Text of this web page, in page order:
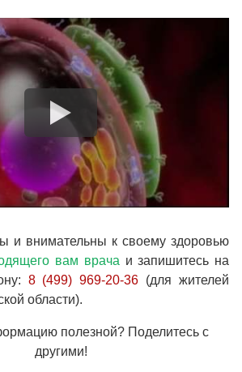
и внимательны к своему здоровью
вам врача и запишитесь на
8 (499) 969-20-36 (для жителей
области).
полезной? Поделитесь с
другими!